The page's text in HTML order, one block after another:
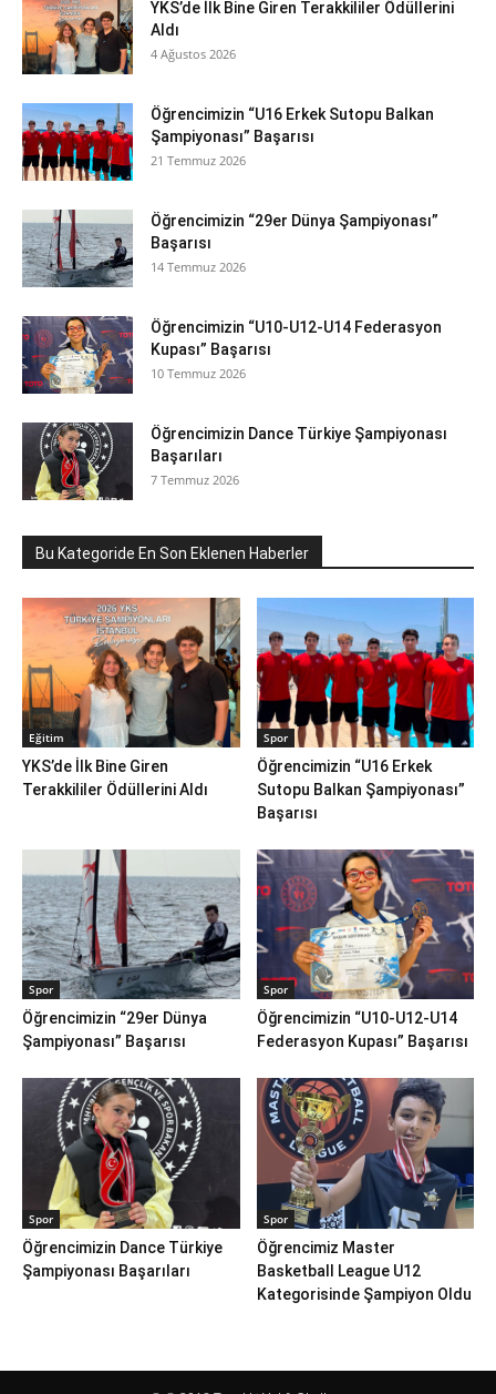
YKS’de İlk Bine Giren Terakkililer Ödüllerini
Aldı
4 Ağustos 2026
Öğrencimizin “U16 Erkek Sutopu Balkan
Şampiyonası” Başarısı
21 Temmuz 2026
Öğrencimizin “29er Dünya Şampiyonası”
Başarısı
14 Temmuz 2026
Öğrencimizin “U10-U12-U14 Federasyon
Kupası” Başarısı
10 Temmuz 2026
Öğrencimizin Dance Türkiye Şampiyonası
Başarıları
7 Temmuz 2026
Bu Kategoride En Son Eklenen Haberler
Eğitim
YKS’de İlk Bine Giren
Terakkililer Ödüllerini Aldı
Spor
Öğrencimizin “U16 Erkek
Sutopu Balkan Şampiyonası”
Başarısı
Spor
Öğrencimizin “29er Dünya
Şampiyonası” Başarısı
Spor
Öğrencimizin “U10-U12-U14
Federasyon Kupası” Başarısı
Spor
Öğrencimizin Dance Türkiye
Şampiyonası Başarıları
Spor
Öğrencimiz Master
Basketball League U12
Kategorisinde Şampiyon Oldu